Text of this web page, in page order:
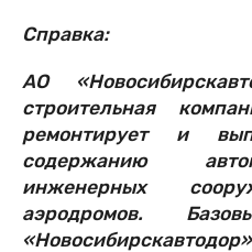
Справка:
АО
строительная
ремонтирует и
содержанию
инженерных
аэродромов.